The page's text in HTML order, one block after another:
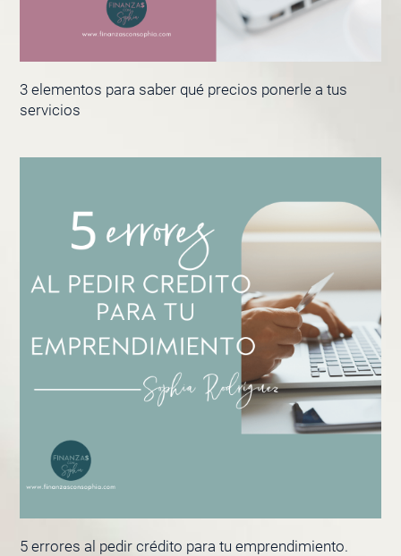
3 elementos para saber qué precios ponerle a tus
servicios
5 errores al pedir crédito para tu emprendimiento.